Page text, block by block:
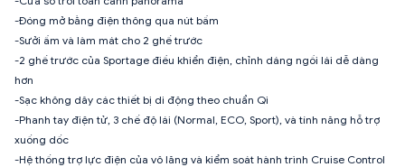
-Đóng mở bằng điện thông qua nút bấm
-Sưởi ấm và làm mát cho 2 ghế trước
-2 ghế trước của Sportage điều khiển điện, chỉnh dáng ngồi lái dễ dàng
hơn
-Sạc không dây các thiết bị di động theo chuẩn Qi
-Phanh tay điện tử, 3 chế độ lái (Normal, ECO, Sport), và tính năng hỗ trợ
xuống dốc
-Hệ thống trợ lực điện của vô lăng và kiểm soát hành trình Cruise Control